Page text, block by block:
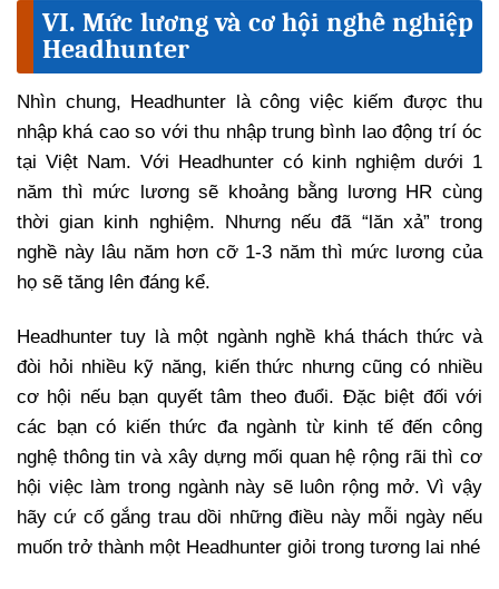
VI. Mức lương và cơ hội nghề nghiệp
Headhunter
Nhìn chung, Headhunter là công việc kiếm được thu
nhập khá cao so với thu nhập trung bình lao động trí óc
tại Việt Nam. Với Headhunter có kinh nghiệm dưới 1
năm thì mức lương sẽ khoảng bằng lương HR cùng
thời gian kinh nghiệm. Nhưng nếu đã “lăn xả” trong
nghề này lâu năm hơn cỡ 1-3 năm thì mức lương của
họ sẽ tăng lên đáng kể.
Headhunter tuy là một ngành nghề khá thách thức và
đòi hỏi nhiều kỹ năng, kiến thức nhưng cũng có nhiều
cơ hội nếu bạn quyết tâm theo đuổi. Đặc biệt đối với
các bạn có kiến thức đa ngành từ kinh tế đến công
nghệ thông tin và xây dựng mối quan hệ rộng rãi thì cơ
hội việc làm trong ngành này sẽ luôn rộng mở. Vì vậy
hãy cứ cố gắng trau dồi những điều này mỗi ngày nếu
muốn trở thành một Headhunter giỏi trong tương lai nhé